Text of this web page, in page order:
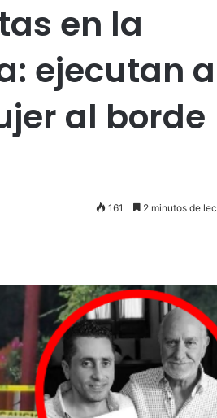
en la
ejecutan a
al borde
161 2 minutos de